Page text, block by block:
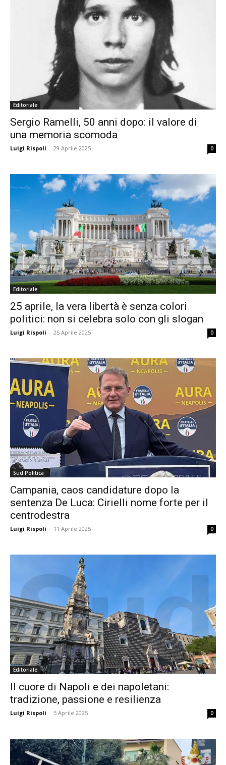
Editoriale
Sergio Ramelli, 50 anni dopo: il valore di
una memoria scomoda
Luigi Rispoli - 29 Aprile 2025 0
Editoriale
25 aprile, la vera libertà è senza colori
politici: non si celebra solo con gli slogan
Luigi Rispoli - 25 Aprile 2025 0
Sud Politica
Campania, caos candidature dopo la
sentenza De Luca: Cirielli nome forte per il
centrodestra
Luigi Rispoli - 11 Aprile 2025 0
Editoriale
Il cuore di Napoli e dei napoletani:
tradizione, passione e resilienza
Luigi Rispoli - 5 Aprile 2025 0